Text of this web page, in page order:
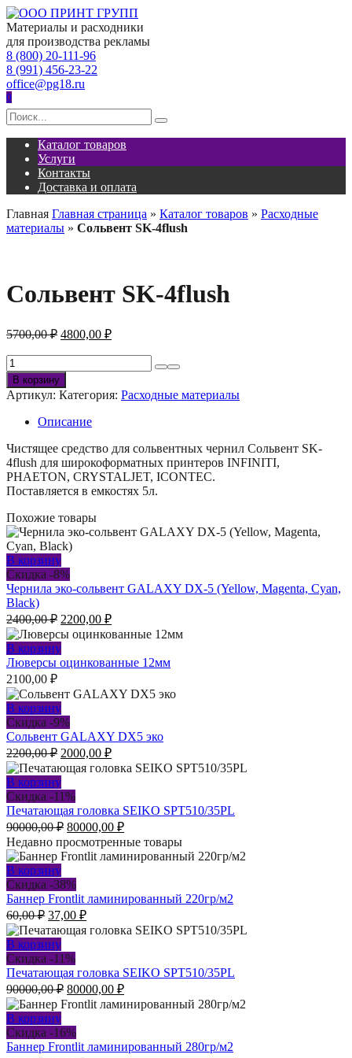
Перейти
к
содержанию
Материалы и расходники
для производства рекламы
8 (800) 20-111-96
8 (991) 456-23-22
office@pg18.ru
0
Search
for:
Каталог товаров
Услуги
Контакты
Доставка и оплата
Главная Главная страница » Каталог товаров » Расходные
материалы » Сольвент SK-4flush
Сольвент SK-4flush
5700,00₽ Первоначальная
составляла
5700,00 ₽.
4800,00 ₽Текущая
4800,00 ₽.
Количество
товара
Сольвент
SK-
4flush
В корзину
Артикул: Категория: Расходные материалы
Описание
Чистящее средство для сольвентных чернил Сольвент SK-
4flush для широкоформатных принтеров INFINITI,
PHAETON, CRYSTALJET, ICONTEC.
Поставляется в емкостях 5л.
Похожие товары
В корзину
Скидка -8%
Чернила эко-сольвент GALAXY DX-5 (Yellow, Magenta, Cyan,
Black)
2400,00₽ Первоначальная
цена
составляла
2400,00 ₽.
2200,00 ₽Текущая
цена:
В корзину
Люверсы оцинкованные 12мм
2100,00 ₽
В корзину
Скидка -9%
Сольвент GALAXY DX5 эко
2200,00₽ Первоначальная
цена
составляла
2200,00 ₽.
2000,00 ₽Текущая
цена:
В корзину
Скидка -11%
Печатающая головка SEIKO SPT510/35PL
90000,00₽ Первоначальная
цена
составляла
80000,00 ₽Текущая
цена:
80000,00 ₽.
Недавно просмотренные товары
В корзину
Скидка -38%
Баннер Frontlit ламинированный 220гр/м2
60,00₽ Первоначальная
цена
составляла
60,00 ₽.
37,00 ₽Текущая
цена:
В корзину
Скидка -11%
Печатающая головка SEIKO SPT510/35PL
90000,00₽ Первоначальная
цена
90000,00 ₽.
80000,00 ₽Текущая
цена:
В корзину
Скидка -16%
Баннер Frontlit ламинированный 280гр/м2